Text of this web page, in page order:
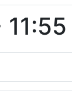
11:55